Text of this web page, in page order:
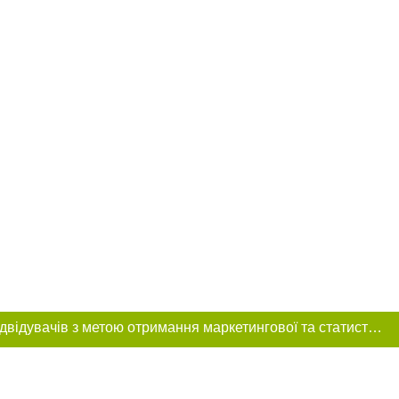
Цей сайт використовує «cookies». Також веб-сайт використовує інтернет-сервіс для збору технічних даних стосовно відвідувачів з метою отримання маркетингової та статистичної інформації. Умови обробки даних відвідувачів сайту див.